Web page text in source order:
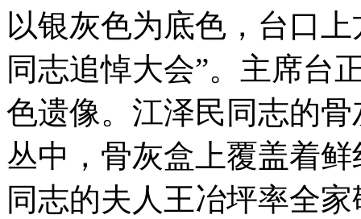
以银灰色为底色，台口
同志追悼大会”。主席台
色遗像。江泽民同志的
丛中，骨灰盒上覆盖着
同志的夫人王冶坪率全